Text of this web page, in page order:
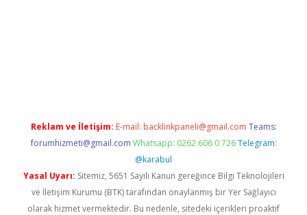
Reklam ve İletişim: E-mail: backlinkpaneli@gmail.com Teams:
forumhizmeti@gmail.com Whatsapp: 0262 606 0 726 Telegram:
@karabul
Yasal Uyarı: Sitemiz, 5651 Sayılı Kanun gereğince Bilgi Teknolojileri
ve İletişim Kurumu (BTK) tarafından onaylanmış bir Yer Sağlayıcı
olarak hizmet vermektedir. Bu nedenle, sitedeki içerikleri proaktif